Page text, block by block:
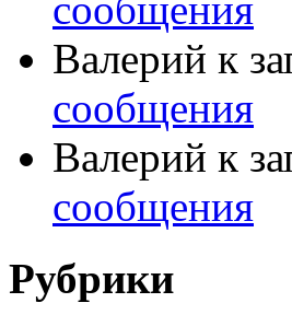
Валерий к
сообщения
Валерий к
сообщения
Рубрики